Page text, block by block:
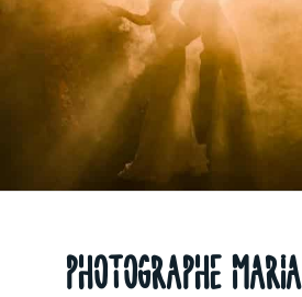
PHOTOGRAPHE